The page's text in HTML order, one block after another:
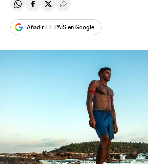
Compartir en Whatsapp
Compartir en Facebook
Compartir en Twitter
Desplegar Redes Sociales
Añadir EL PAÍS en Google